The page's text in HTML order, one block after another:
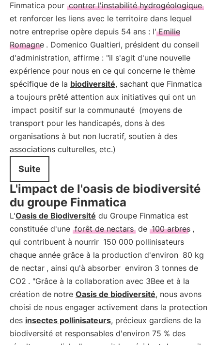
Finmatica pour contrer l'instabilité hydrogéologique
et renforcer les liens avec le territoire dans lequel
notre entreprise opère depuis 54 ans : l' Emilie
Romagne . Domenico Gualtieri, président du conseil
d'administration, affirme : "il s'agit d'une nouvelle
expérience pour nous en ce qui concerne le thème
spécifique de la biodiversité, sachant que Finmatica
a toujours prêté attention aux initiatives qui ont un
impact positif sur la communauté (moyens de
transport pour les handicapés, dons à des
organisations à but non lucratif, soutien à des
associations culturelles, etc.)
Suite
L'impact de l'oasis de biodiversité
du groupe Finmatica
L'Oasis de Biodiversité du Groupe Finmatica est
constituée d'une forêt de nectars de 100 arbres ,
qui contribuent à nourrir 150 000 pollinisateurs
chaque année grâce à la production d'environ 80 kg
de nectar , ainsi qu'à absorber environ 3 tonnes de
CO2 . "Grâce à la collaboration avec 3Bee et à la
création de notre Oasis de biodiversité, nous avons
choisi de nous engager activement dans la protection
des insectes pollinisateurs, précieux gardiens de la
biodiversité et responsables d'environ 75 % des